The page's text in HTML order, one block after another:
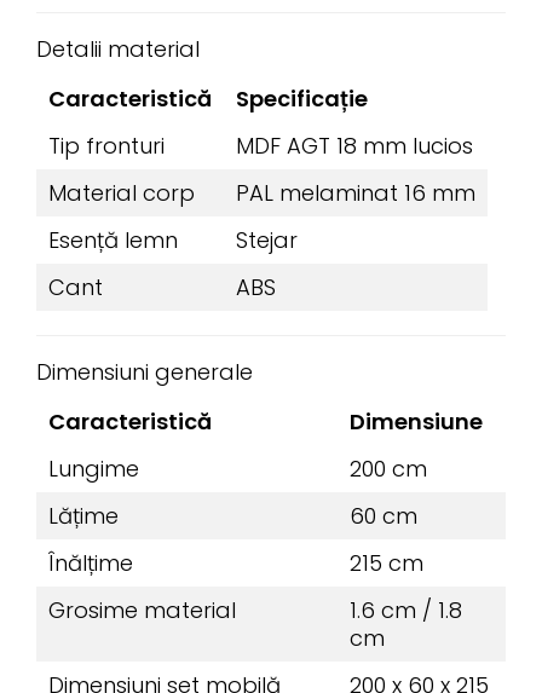
Detalii material
Caracteristică
Specificație
Tip fronturi
MDF AGT 18 mm lucios
Material corp
PAL melaminat 16 mm
Esență lemn
Stejar
Cant
ABS
Dimensiuni generale
Caracteristică
Dimensiune
Lungime
200 cm
Lățime
60 cm
Înălțime
215 cm
Grosime material
1.6 cm / 1.8
cm
Dimensiuni set mobilă
200 x 60 x 215